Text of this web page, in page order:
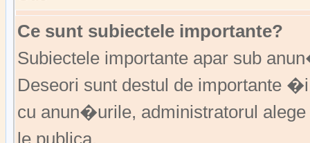
Ce sunt subiectele importante?
Subiectele importante apar sub
Deseori sunt destul de
cu anun�urile, administratorul
le publica.